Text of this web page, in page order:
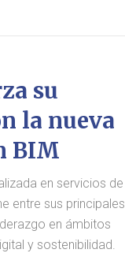
su
la nueva
BIM
en servicios de
entre sus principales
en ámbitos
y sostenibilidad.